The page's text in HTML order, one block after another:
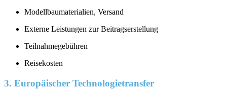
Modellbaumaterialien, Versand
Externe Leistungen zur Beitragserstellung
Teilnahmegebühren
Reisekosten
3. Europäischer Technologietransfer